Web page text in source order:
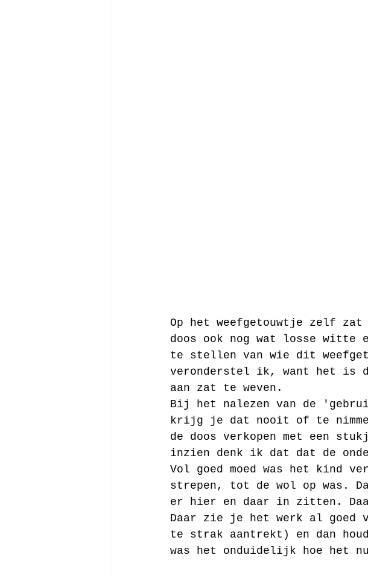
Op het weefgetouwtje zelf
doos ook nog wat losse witte
te stellen van wie dit
veronderstel ik, want het is
aan zat te weven.
Bij het nalezen van de
krijg je dat nooit of te
de doos verkopen met een
inzien denk ik dat dat de
Vol goed moed was het kind
strepen, tot de wol op was.
er hier en daar in zitten.
Daar zie je het werk al goed
te strak aantrekt) en dan
was het onduidelijk hoe het